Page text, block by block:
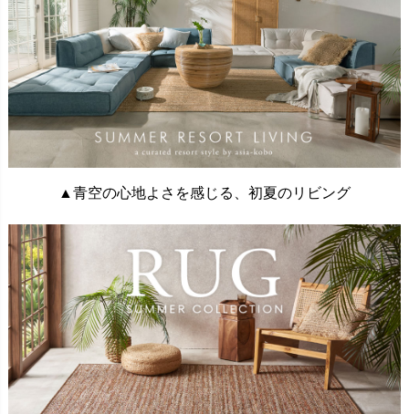
▲青空の心地よさを感じる、初夏のリビング